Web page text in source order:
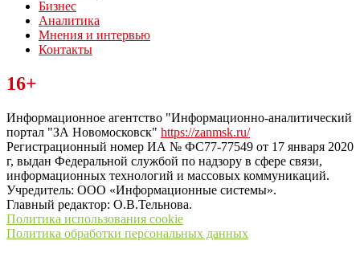
Бизнес
Аналитика
Мнения и интервью
Контакты
Читайте последние новости дня в Тульской области на сайте
“ЗаНовомосковск”
16+
Информационное агентство "Информационно-аналитический
портал "ЗА Новомосковск" https://zanmsk.ru/
Регистрационный номер ИА № ФС77-77549 от 17 января 2020
г, выдан Федеральной службой по надзору в сфере связи,
информационных технологий и массовых коммуникаций.
Учредитель: ООО «Информационные системы».
Главный редактор: О.В.Тельнова.
Политика использования cookie
Политика обработки персональных данных